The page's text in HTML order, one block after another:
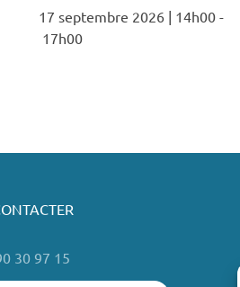
17 septembre 2026 | 14h00 -
17h00
30 97 15